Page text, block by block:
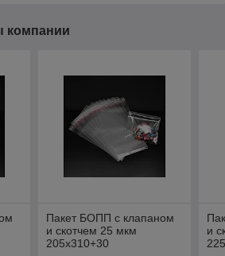
компании
Пакет БОПП с клапаном
и скотчем 25 мкм
205х310+30
и